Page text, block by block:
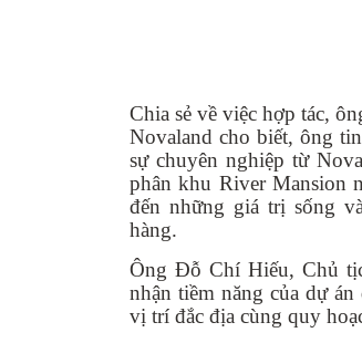
Chia sẻ về việc hợp tác,
Novaland cho biết, ông
sự chuyên nghiệp từ
phân khu River Mansion
đến những giá trị sống
hàng.
Ông Đỗ Chí Hiếu, Chủ
nhận tiềm năng của dự
vị trí đắc địa cùng quy